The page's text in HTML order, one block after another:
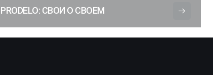
PRODELO: СВОИ О СВОЕМ